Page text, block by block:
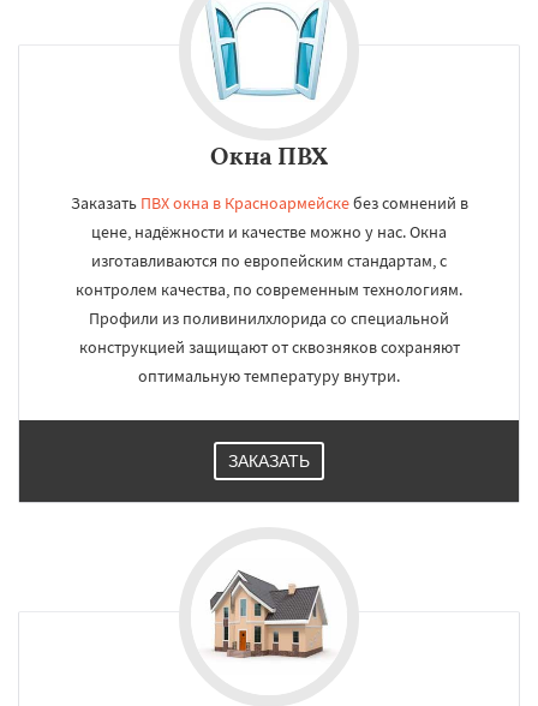
Окна ПВХ
Заказать ПВХ окна в Красноармейскебез сомнений в
цене, надёжности и качестве можно у нас. Окна
изготавливаются по европейским стандартам, с
контролем качества, по современным технологиям.
Профили из поливинилхлорида со специальной
конструкцией защищают от сквозняков сохраняют
оптимальную температуру внутри.
ЗАКАЗАТЬ